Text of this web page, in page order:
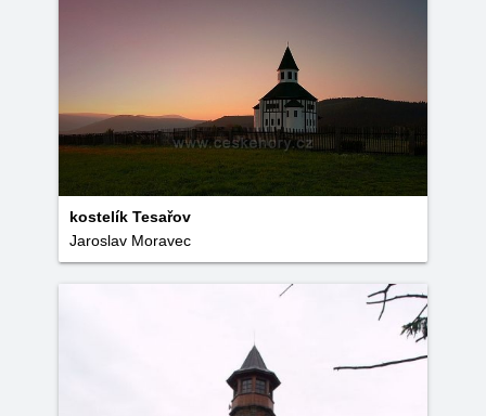
kostelík Tesařov
Jaroslav Moravec